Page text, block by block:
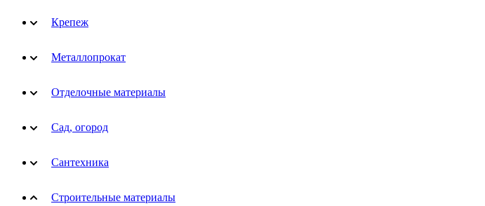
Крепеж
Металлопрокат
Отделочные материалы
Сад, огород
Сантехника
Строительные материалы